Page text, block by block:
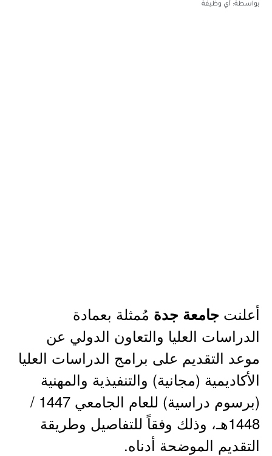
بواسطة: أي وظيفة
أعلنت جامعة جدة مُمثلة بعمادة
الدراسات العليا والتعاون الدولي عن
موعد التقديم على برامج الدراسات العليا
الأكاديمية (مجانية) والتنفيذية والمهنية
(برسوم دراسية) للعام الجامعي 1447 /
1448هـ، وذلك وفقاً للتفاصيل وطريقة
التقديم الموضحة أدناه.